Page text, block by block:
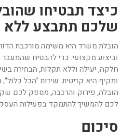
כיצד תבטיחו
שלכם תתבצע ללא
הובלת משרד היא משימה מורכבת
וביצוע מקצועי. כדי להבטיח
חלקה, יעילה וללא תקלות, הבחירה
ומקיף היא קריטית. שירות "הכל כלול",
הובלה, פירוק והרכבה, מספק לכם
לכם להמשיך להתמקד בפעילות
סיכום